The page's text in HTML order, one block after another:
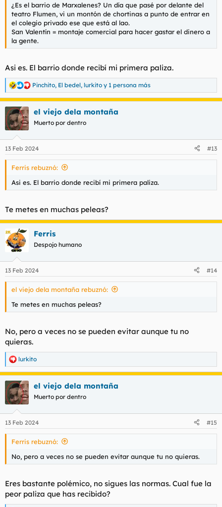
¿Es el barrio de Marxalenes? Un día que pasé por delante del
teatro Flumen, vi un montón de chortinas a punto de entrar en
el colegio privado ese que está al lao.
San Valentín = montaje comercial para hacer gastar el dinero a
la gente.
Asi es. El barrio donde recibí mi primera paliza.
R
e
a
c
c
i
e
s
Pinchito, El bedel, lurkito y 1 persona más
el viejo dela montaña
Muerto por dentro
13 Feb 2024 #13
Ferris rebuznó:
Asi es. El barrio donde recibí mi primera paliza.
Te metes en muchas peleas?
Ferris
Despojo humano
13 Feb 2024 #14
el viejo dela montaña rebuznó:
Te metes en muchas peleas?
No, pero a veces no se pueden evitar aunque tu no
quieras.
R
e
a
c
c
i
e
s
lurkito
el viejo dela montaña
Muerto por dentro
13 Feb 2024 #15
Ferris rebuznó:
No, pero a veces no se pueden evitar aunque tu no quieras.
Eres bastante polémico, no sigues las normas. Cual fue la
peor paliza que has recibido?